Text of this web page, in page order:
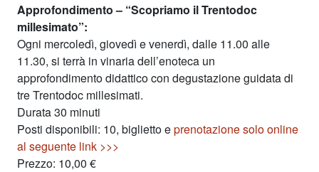
Approfondimento – “Scopriamo il Trentodoc
millesimato”:
Ogni mercoledì, giovedì e venerdì, dalle 11.00 alle
11.30, si terrà in vinaria dell’enoteca un
approfondimento didattico con degustazione guidata di
tre Trentodoc millesimati.
Durata 30 minuti
Posti disponibili: 10, biglietto eprenotazione solo online
al seguente link >>>
Prezzo: 10,00 €